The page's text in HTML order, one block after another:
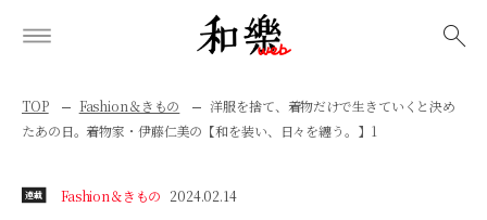
TOP Fashion＆きもの
洋服を捨て、着物だけで生きていくと決め
たあの日。着物家・伊藤仁美の【和を装い、日々を纏う。】1
連載 Fashion＆きもの 2024.02.14